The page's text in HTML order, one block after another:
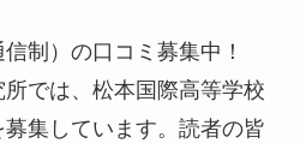
制）の口コミ募集中！
では、松本国際高等学校
募集しています。読者の皆